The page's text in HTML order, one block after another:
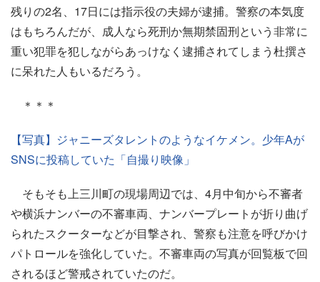
残りの2名、17日には指示役の夫婦が逮捕。警察の本気度
はもちろんだが、成人なら死刑か無期禁固刑という非常に
重い犯罪を犯しながらあっけなく逮捕されてしまう杜撰さ
に呆れた人もいるだろう。
＊＊＊
【写真】ジャニーズタレントのようなイケメン。少年Aが
SNSに投稿していた「自撮り映像」
そもそも上三川町の現場周辺では、4月中旬から不審者
や横浜ナンバーの不審車両、ナンバープレートが折り曲げ
られたスクーターなどが目撃され、警察も注意を呼びかけ
パトロールを強化していた。不審車両の写真が回覧板で回
されるほど警戒されていたのだ。